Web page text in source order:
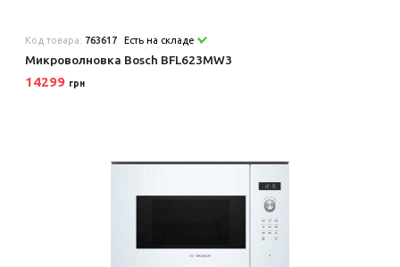
Код товара: 763617 Есть на складе
Микроволновка Bosch BFL623MW3
14299 грн